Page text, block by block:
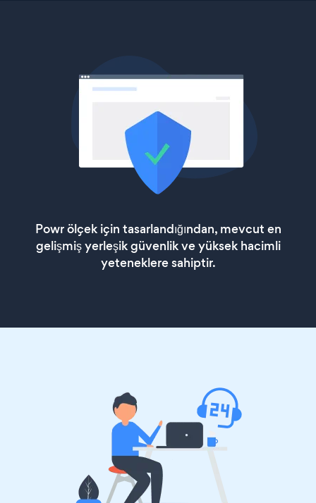
Powr ölçek için tasarlandığından, mevcut en
gelişmiş yerleşik güvenlik ve yüksek hacimli
yeteneklere sahiptir.